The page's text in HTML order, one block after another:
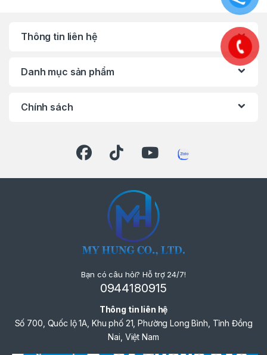
Trang bị: Động cơ BL, tay cầm chống trượt,
Thông tin liên hệ
Danh mục sản phẩm
Chính sách
Bạn có câu hỏi? Hỗ trợ 24/7!
0944180915
Thông tin liên hệ
Số 700, Quốc lộ 1A, Khu phố 21, Phường Long Bình, Tỉnh Đồng
Nai, Việt Nam